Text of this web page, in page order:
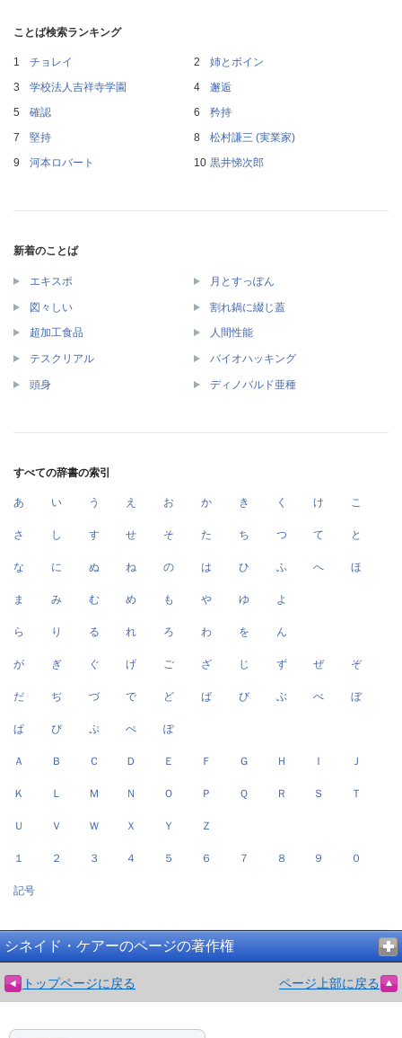
ことば検索ランキング
チョレイ
姉とボイン
学校法人吉祥寺学園
邂逅
確認
矜持
堅持
松村謙三 (実業家)
河本ロバート
黒井悌次郎
新着のことば
エキスポ 月とすっぽん
図々しい 割れ鍋に綴じ蓋
超加工食品 人間性能
テスクリアル バイオハッキング
頭身 ディノバルド亜種
すべての辞書の索引
あ い う え お か き く け こ
さ し す せ そ た ち つ て と
な に ぬ ね の は ひ ふ へ ほ
ま み む め も や ゆ よ
ら り る れ ろ わ を ん
が ぎ ぐ げ ご ざ じ ず ぜ ぞ
だ ぢ づ で ど ば び ぶ べ ぼ
ぱ ぴ ぷ ぺ ぽ
Ａ Ｂ Ｃ Ｄ Ｅ Ｆ Ｇ Ｈ Ｉ Ｊ
Ｋ Ｌ Ｍ Ｎ Ｏ Ｐ Ｑ Ｒ Ｓ Ｔ
Ｕ Ｖ Ｗ Ｘ Ｙ Ｚ
１ ２ ３ ４ ５ ６ ７ ８ ９ ０
記号
シネイド・ケアーのページの著作権
トップページに戻る ページ上部に戻る